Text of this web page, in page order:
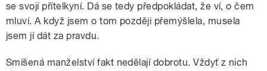
se svojí přítelkyní. Dá se tedy předpokládat, že ví, o čem
mluví. A když jsem o tom později přemýšlela, musela
jsem jí dát za pravdu.
Smíšená manželství fakt nedělají dobrotu. Vždyť z nich